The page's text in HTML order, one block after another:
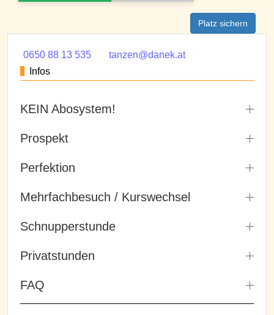
Platz sichern
0650 88 13 535
tanzen@danek.at
Infos
KEIN Abosystem!
Prospekt
Perfektion
Mehrfachbesuch / Kurswechsel
Schnupperstunde
Privatstunden
FAQ